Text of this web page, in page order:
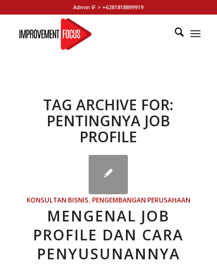
Admin IF > +6281818899919
TAG ARCHIVE FOR:
PENTINGNYA JOB
PROFILE
KONSULTAN BISNIS, PENGEMBANGAN PERUSAHAAN
MENGENAL JOB
PROFILE DAN CARA
PENYUSUNANNYA